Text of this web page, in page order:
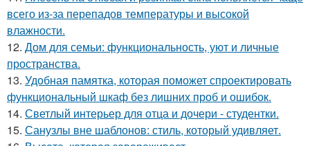
всего из-за перепадов температуры и высокой
влажности.
12. Дом для семьи: функциональность, уют и личные
пространства.
13. Удобная памятка, которая поможет спроектировать
функциональный шкаф без лишних проб и ошибок.
14. Светлый интерьер для отца и дочери - студентки.
15. Санузлы вне шаблонов: стиль, который удивляет.